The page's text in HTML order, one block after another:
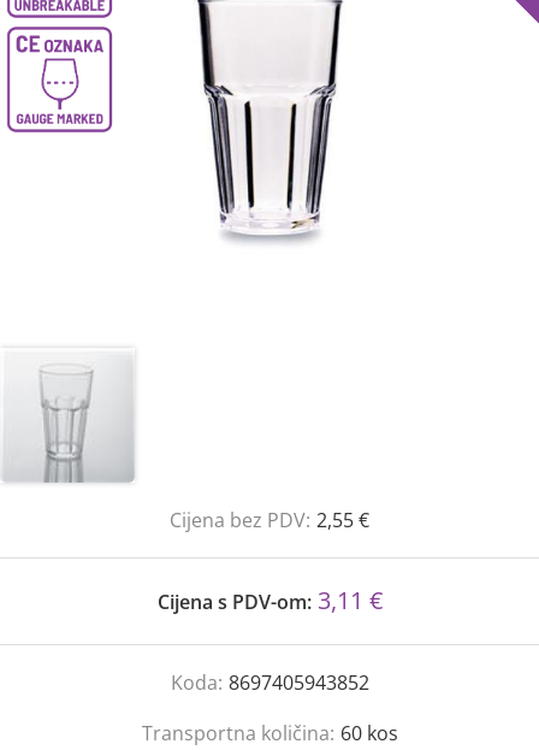
Cijena bez PDV: 2,55 €
Cijena s PDV-om: 3,11 €
Koda: 8697405943852
Transportna količina: 60 kos